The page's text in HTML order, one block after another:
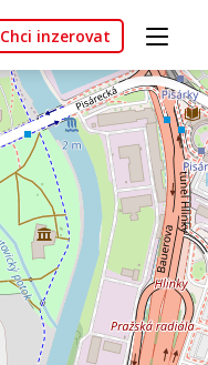
Chci inzerovat